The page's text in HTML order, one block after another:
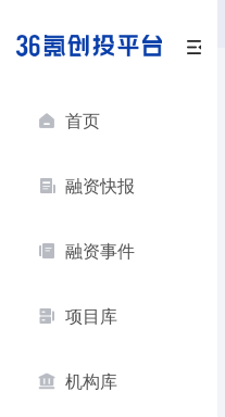
首页
融资快报
融资事件
项目库
机构库